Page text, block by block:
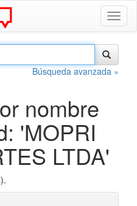
Búsqueda avanzada »
nombre
'MOPRI
LTDA'